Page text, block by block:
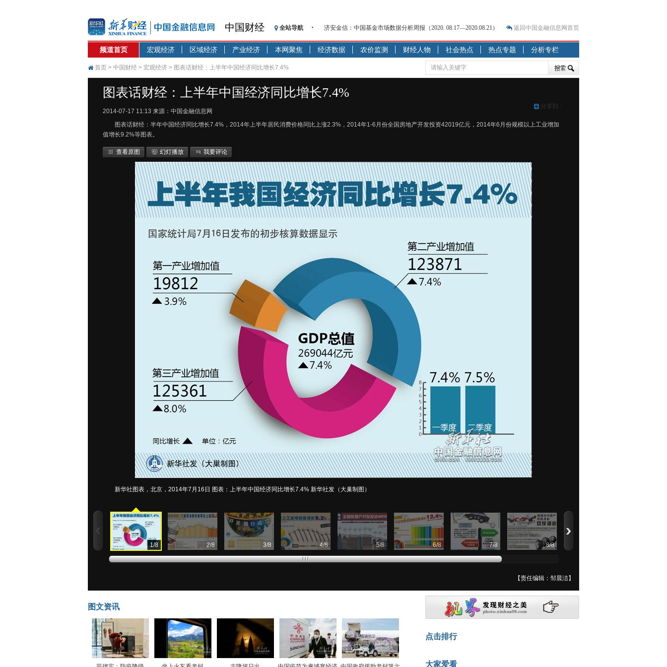
中国财经 全站导航
【见·闻】疫情下，新加坡旅游业步履维艰
记者手记：疫情下的香港零售业如何浴火重生？
【见·闻】疫情下一家香港传统零售商的转型突围之旅
济安金信：中国基金市场数据分析周报（2020. 07.27—2020.07.31）
在“隐秘的角落”
基本面及股市双轮冲击 债市回调十年期债表现最弱
济安金信：中国基金市场数据分析周报（2020. 08.17—2020.08.21）
返回中国金融信息网首页
频道首页 宏观经济 区域经济 产业经济 本网聚焦 经济数据 农价监测 财经人物 社会热点 热点专题 分析专栏
首页 > 中国财经 > 宏观经济 > 图表话财经：上半年中国经济同比增长7.4%
图表话财经：上半年中国经济同比增长7.4%
2014-07-17 11:13 来源：中国金融信息网
分享到：
图表话财经：半年中国经济同比增长7.4%，2014年上半年居民消费价格同比上涨2.3%，2014年1-6月份全国房地产开发投资42019亿元，2014年6月份规模以上工业增加
值增长9.2%等图表。
查看原图 幻灯播放 我要评论
新华社图表，北京，2014年7月16日 图表：上半年中国经济同比增长7.4% 新华社发（大巢制图）
1/8 2/8 3/8 4/8 5/8 6/8 7/8 8/8
【责任编辑：邹晨洁】
图文资讯
点击排行
大家爱看